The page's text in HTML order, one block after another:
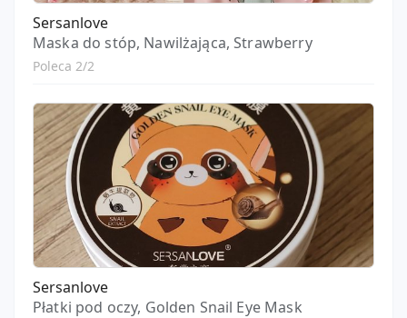
Sersanlove
Maska do stóp, Nawilżająca, Strawberry
Poleca 2/2
Sersanlove
Płatki pod oczy, Golden Snail Eye Mask